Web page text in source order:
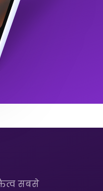
सबसे